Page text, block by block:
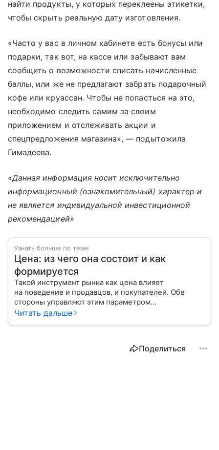
найти продукты, у которых переклеены этикетки,
чтобы скрыть реальную дату изготовления.
«Часто у вас в личном кабинете есть бонусы или
подарки, так вот, на кассе или забывают вам
сообщить о возможности списать начисленные
баллы, или же не предлагают забрать подарочный
кофе или круассан. Чтобы не попасться на это,
необходимо следить самим за своим
приложением и отслеживать акции и
спецпредложения магазина», — подытожила
Гимадеева.
«Данная информация носит исключительно
информационный (ознакомительный) характер и
не является индивидуальной инвестиционной
рекомендацией»
Узнать больше по теме
Цена: из чего она состоит и как
формируется
Такой инструмент рынка как цена влияет
на поведение и продавцов, и покупателей. Обе
стороны управляют этим параметром
для достижения своих целей. Как именно они это
Читать дальше
Поделиться